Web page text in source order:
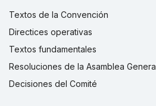
Textos de la Convención
Directices operativas
Textos fundamentales
Resoluciones de la Asamblea General
Decisiones del Comité